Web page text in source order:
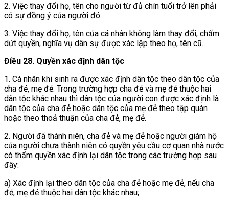
2. Việc thay đổi họ, tên cho người từ đủ chín tuổi trở lên phải
có sự đồng ý của người đó.
3. Việc thay đổi họ, tên của cá nhân không làm thay đổi, chấm
dứt quyền, nghĩa vụ dân sự được xác lập theo họ, tên cũ.
Điều 28. Quyền xác định dân tộc
1. Cá nhân khi sinh ra được xác định dân tộc theo dân tộc của
cha đẻ, mẹ đẻ. Trong trường hợp cha đẻ và mẹ đẻ thuộc hai
dân tộc khác nhau thì dân tộc của người con được xác định là
dân tộc của cha đẻ hoặc dân tộc của mẹ đẻ theo tập quán
hoặc theo thoả thuận của cha đẻ, mẹ đẻ.
2. Người đã thành niên, cha đẻ và mẹ đẻ hoặc người giám hộ
của người chưa thành niên có quyền yêu cầu cơ quan nhà nước
có thẩm quyền xác định lại dân tộc trong các trường hợp sau
đây:
a) Xác định lại theo dân tộc của cha đẻ hoặc mẹ đẻ, nếu cha
đẻ, mẹ đẻ thuộc hai dân tộc khác nhau;